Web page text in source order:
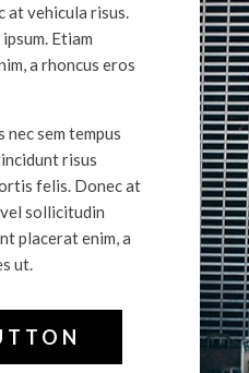
at vehicula risus.
Etiam
a rhoncus eros
nec sem tempus
risus
felis. Donec at
sollicitudin
placerat enim, a
ut.